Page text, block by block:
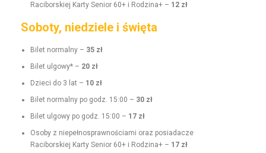
Raci­borskiej Kar­ty Senior 60+ i Rodz­i­na+ – 12 zł
Soboty, niedziele i święta
Bilet nor­mal­ny – 35 zł
Bilet ulgo­wy* – 20 zł
Dzieci do 3 lat – 10 zł
Bilet nor­mal­ny po godz. 15:00 – 30 zł
Bilet ulgo­wy po godz. 15:00 – 17 zł
Oso­by z niepełnosprawnoś­ci­a­mi oraz posi­adacze
Raci­borskiej Kar­ty Senior 60+ i Rodz­i­na+ – 17 zł